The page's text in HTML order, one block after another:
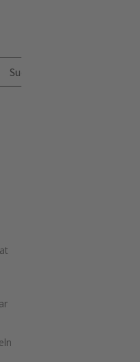
Suchen